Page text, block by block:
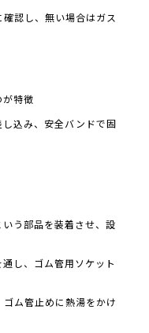
認し、無い場合はガス
が特徴
込み、安全バンドで固
う部品を装着させ、設
し、ゴム管用ソケット
ム管止めに熱湯をかけ